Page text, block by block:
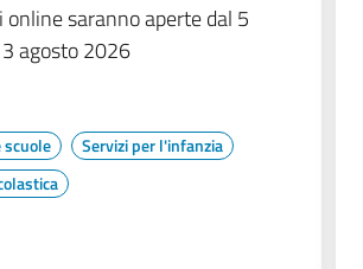
online saranno aperte dal 5
agosto 2026
scuole
Servizi per l'infanzia